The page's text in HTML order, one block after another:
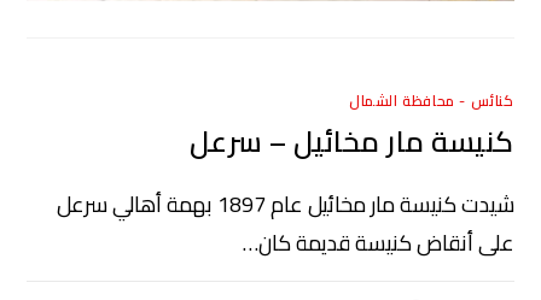
كنائس - محافظة الشمال
كنيسة مار مخائيل – سرعل
شيدت كنيسة مار مخائيل عام 1897 بهمة أهالي سرعل
على أنقاض كنيسة قديمة كان…